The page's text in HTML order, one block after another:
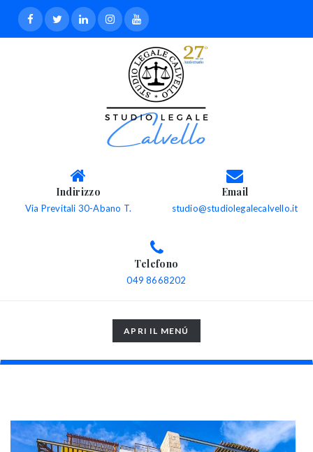
Indirizzo
Via Previtali 30-Abano T.
Email
studio@studiolegalecalvello.it
Telefono
049 8668202
TOGGLE
NAVIGATION
APRI IL MENÚ